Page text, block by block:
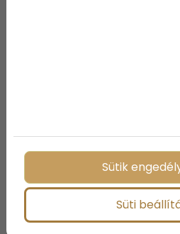
betölteni,
rendszert is
Sütik
Süti